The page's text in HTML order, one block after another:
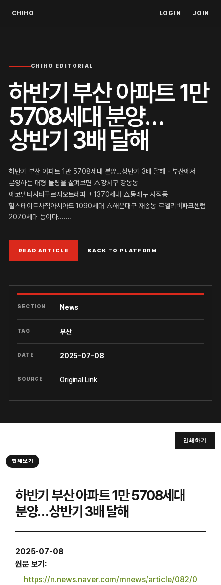
CHIHO LOGIN JOIN
CHIHO EDITORIAL
하반기 부산 아파트 1만
5708세대 분양…
상반기 3배 달해
하반기 부산 아파트 1만 5708세대 분양…상반기 3배 달해 - 부산에서
분양하는 대형 물량을 살펴보면 △강서구 강동동
에코델타시티푸르지오트레파크 1370세대 △동래구 사직동
힐스테이트사직아시아드 1090세대 △해운대구 재송동 르엘리버파크센텀
2070세대 등이다....…
READ ARTICLE BACK TO PLATFORM
SECTION News
TAG 부산
DATE 2025-07-08
SOURCE Original Link
인쇄하기
전체보기
하반기 부산 아파트 1만 5708세대
분양…상반기 3배 달해
2025-07-08
원문 보기:
https://n.news.naver.com/mnews/article/082/0